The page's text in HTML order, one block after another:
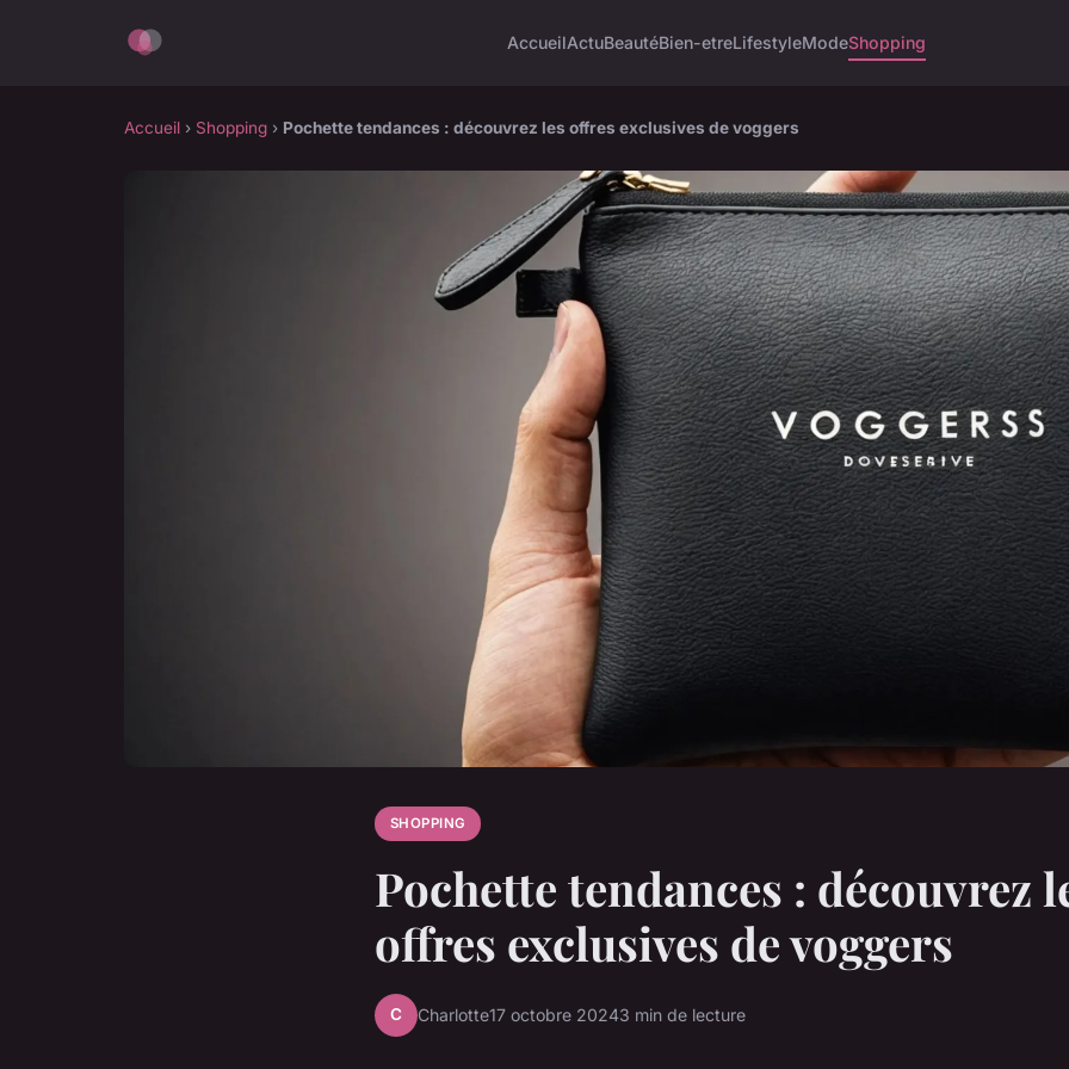
AccueilActuBeautéBien-etreLifestyleModeShopping
Accueil › Shopping › Pochette tendances : découvrez les offres exclusives de voggers
SHOPPING
Pochette tendances : découvrez
offres exclusives de voggers
C Charlotte17 octobre 20243 min de lecture